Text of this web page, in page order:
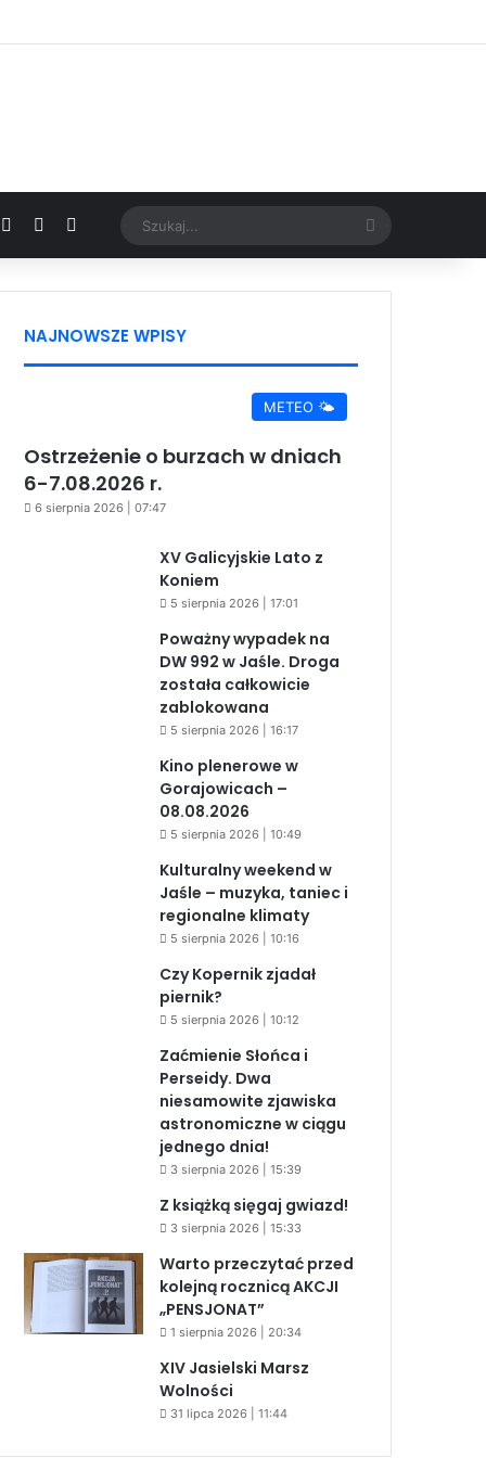
Facebook YouTubeGoogle News Szukaj...
NAJNOWSZE WPISY
METEO 🌤️
Ostrzeżenie o burzach w dniach
6-7.08.2026 r.
6 sierpnia 2026 | 07:47
XV Galicyjskie Lato z
Koniem
5 sierpnia 2026 | 17:01
Poważny wypadek na
DW 992 w Jaśle. Droga
została całkowicie
zablokowana
5 sierpnia 2026 | 16:17
Kino plenerowe w
Gorajowicach –
08.08.2026
5 sierpnia 2026 | 10:49
Kulturalny weekend w
Jaśle – muzyka, taniec i
regionalne klimaty
5 sierpnia 2026 | 10:16
Czy Kopernik zjadał
piernik?
5 sierpnia 2026 | 10:12
Zaćmienie Słońca i
Perseidy. Dwa
niesamowite zjawiska
astronomiczne w ciągu
jednego dnia!
3 sierpnia 2026 | 15:39
Z książką sięgaj gwiazd!
3 sierpnia 2026 | 15:33
Warto przeczytać przed
kolejną rocznicą AKCJI
„PENSJONAT”
1 sierpnia 2026 | 20:34
XIV Jasielski Marsz
Wolności
31 lipca 2026 | 11:44